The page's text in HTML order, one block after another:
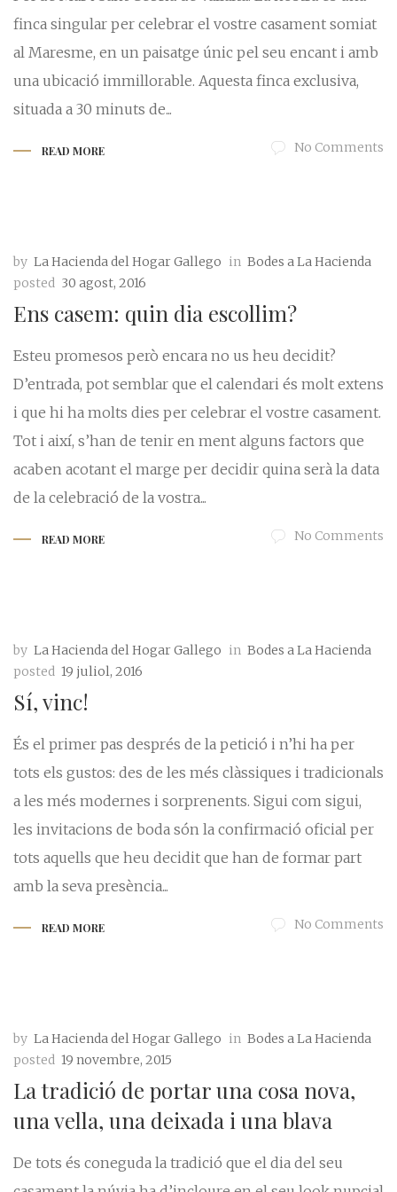
finca singular per celebrar el vostre casament somiat
al Maresme, en un paisatge únic pel seu encant i amb
una ubicació immillorable. Aquesta finca exclusiva,
situada a 30 minuts de...
READ MORE No Comments
by La Hacienda del Hogar Gallego in Bodes a La Hacienda
posted 30 agost, 2016
Ens casem: quin dia escollim?
Esteu promesos però encara no us heu decidit?
D’entrada, pot semblar que el calendari és molt extens
i que hi ha molts dies per celebrar el vostre casament.
Tot i així, s’han de tenir en ment alguns factors que
acaben acotant el marge per decidir quina serà la data
de la celebració de la vostra...
READ MORE No Comments
by La Hacienda del Hogar Gallego in Bodes a La Hacienda
posted 19 juliol, 2016
Sí, vinc!
És el primer pas després de la petició i n’hi ha per
tots els gustos: des de les més clàssiques i tradicionals
a les més modernes i sorprenents. Sigui com sigui,
les invitacions de boda són la confirmació oficial per
tots aquells que heu decidit que han de formar part
amb la seva presència...
READ MORE No Comments
by La Hacienda del Hogar Gallego in Bodes a La Hacienda
posted 19 novembre, 2015
La tradició de portar una cosa nova,
una vella, una deixada i una blava
De tots és coneguda la tradició que el dia del seu